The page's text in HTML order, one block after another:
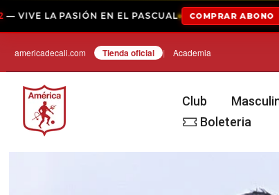
EN EL PASCUAL COMPRAR ABONO
americadecali.com Tienda oficial⁣ | Academia
Club
Boleteria